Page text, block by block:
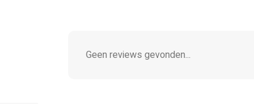
Geen reviews gevonden...